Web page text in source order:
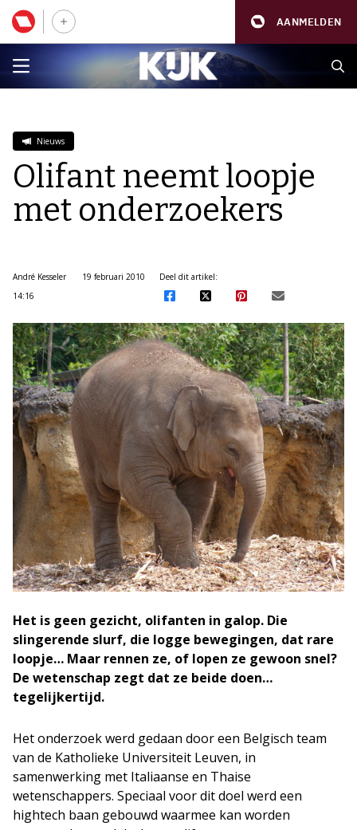
AANMELDEN
Nieuws
Olifant neemt loopje
met onderzoekers
André Kesseler
19 februari 2010
14:16
Deel dit artikel:
Het is geen gezicht, olifanten in galop. Die
slingerende slurf, die logge bewegingen, dat rare
loopje… Maar rennen ze, of lopen ze gewoon snel?
De wetenschap zegt dat ze beide doen…
tegelijkertijd.
Het onderzoek werd gedaan door een Belgisch team
van de Katholieke Universiteit Leuven, in
samenwerking met Italiaanse en Thaise
wetenschappers. Speciaal voor dit doel werd een
hightech baan gebouwd waarmee kan worden